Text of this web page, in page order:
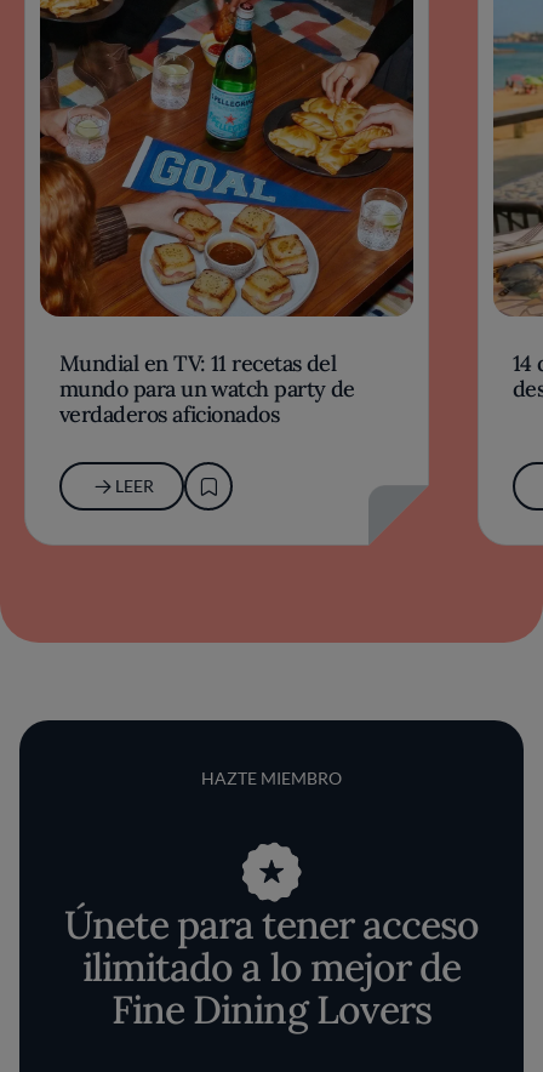
Mundial en TV: 11 recetas del
mundo para un watch party de
verdaderos aficionados
LEER
14
HAZTE MIEMBRO
Únete para tener acceso
ilimitado a lo mejor de
Fine Dining Lovers